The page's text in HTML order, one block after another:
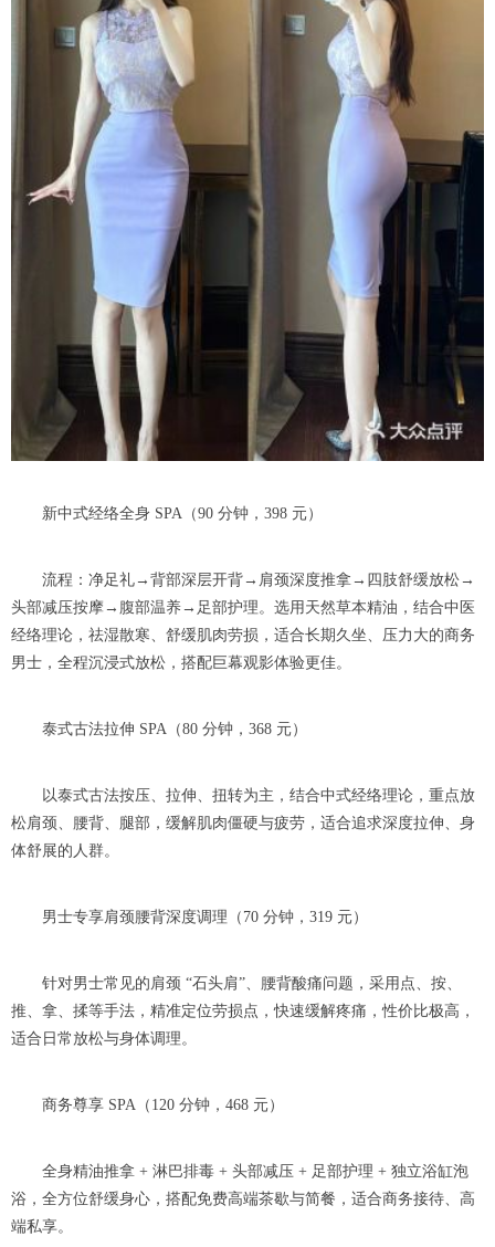
新中式经络全身 SPA（90 分钟，398 元）
流程：净足礼→背部深层开背→肩颈深度推拿→四肢舒缓放松→
头部减压按摩→腹部温养→足部护理。选用天然草本精油，结合中医
经络理论，祛湿散寒、舒缓肌肉劳损，适合长期久坐、压力大的商务
男士，全程沉浸式放松，搭配巨幕观影体验更佳。
泰式古法拉伸 SPA（80 分钟，368 元）
以泰式古法按压、拉伸、扭转为主，结合中式经络理论，重点放
松肩颈、腰背、腿部，缓解肌肉僵硬与疲劳，适合追求深度拉伸、身
体舒展的人群。
男士专享肩颈腰背深度调理（70 分钟，319 元）
针对男士常见的肩颈 “石头肩”、腰背酸痛问题，采用点、按、
推、拿、揉等手法，精准定位劳损点，快速缓解疼痛，性价比极高，
适合日常放松与身体调理。
商务尊享 SPA（120 分钟，468 元）
全身精油推拿 + 淋巴排毒 + 头部减压 + 足部护理 + 独立浴缸泡
浴，全方位舒缓身心，搭配免费高端茶歇与简餐，适合商务接待、高
端私享。